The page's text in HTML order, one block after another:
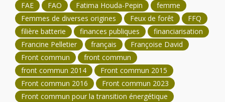
FAE
FAO Fatima Houda-Pepin
femme
Femmes de diverses origines
Feux de forêt
FFQ
filière batterie
finances publiques
financiarisation
Francine Pelletier
français
Françoise David
Front commun
front commun
front commun 2014
Front commun 2015
Front commun 2016
Front commun 2023
Front commun pour la transition énergétique